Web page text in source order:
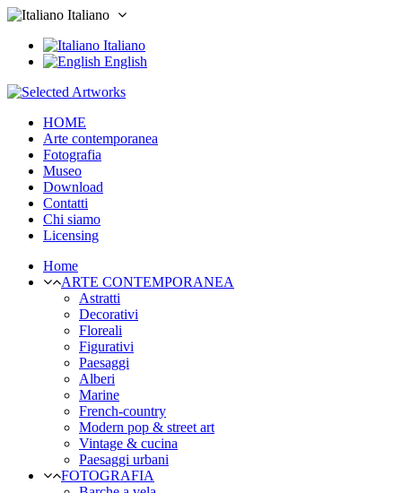
Italiano
Italiano
English
HOME
Arte contemporanea
Fotografia
Museo
Download
Contatti
Chi siamo
Licensing
Home
ARTE CONTEMPORANEA
Astratti
Decorativi
Floreali
Figurativi
Paesaggi
Alberi
Marine
French-country
Modern pop & street art
Vintage & cucina
Paesaggi urbani
FOTOGRAFIA